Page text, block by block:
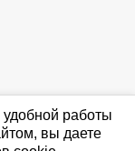
работы
вы даете